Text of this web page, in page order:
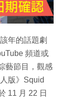
年的話題劇
頻道或
藝節目，觀感
版》Squid
11 月 22 日